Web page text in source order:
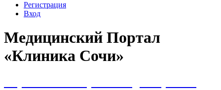
Регистрация
Вход
Медицинский Портал
«Клиника Сочи»